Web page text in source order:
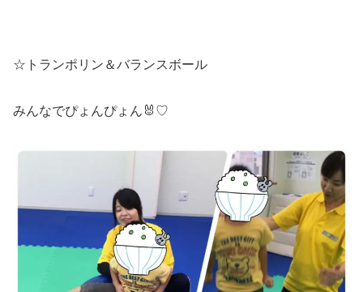
☆トランポリン＆バランスボール
みんなでぴょんぴょん🐰♡